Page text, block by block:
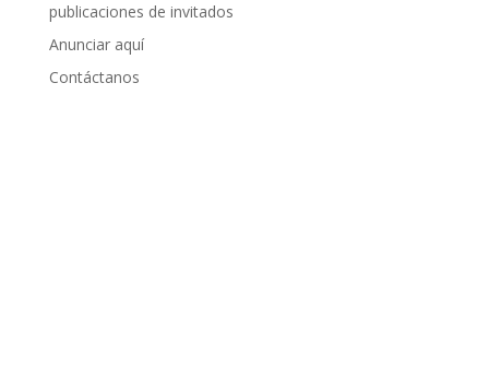
publicaciones de invitados
Anunciar aquí
Contáctanos